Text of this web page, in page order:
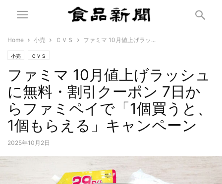
Home 小売 ＣＶＳ ファミマ 10月値上げラッ...
小売 ＣＶＳ
ファミマ 10月値上げラッシュ
に無料・割引クーポン 7日か
らファミペイで「1個買うと、
1個もらえる」キャンペーン
2025年10月2日